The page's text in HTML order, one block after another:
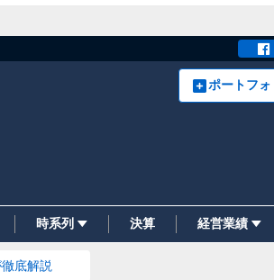
ポートフ
時系列 決算 経営業績
底解説